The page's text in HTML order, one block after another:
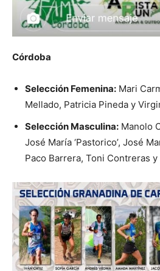
Córdoba
Selección Femenina: Mari
Mellado, Patricia Pineda y
Selección Masculina: Manolo
José María ‘Pastorico’, José
Paco Barrera, Toni Contreras y